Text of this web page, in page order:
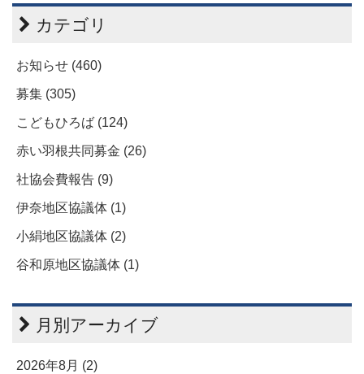
カテゴリ
お知らせ (460)
募集 (305)
こどもひろば (124)
赤い羽根共同募金 (26)
社協会費報告 (9)
伊奈地区協議体 (1)
小絹地区協議体 (2)
谷和原地区協議体 (1)
月別アーカイブ
2026年8月 (2)